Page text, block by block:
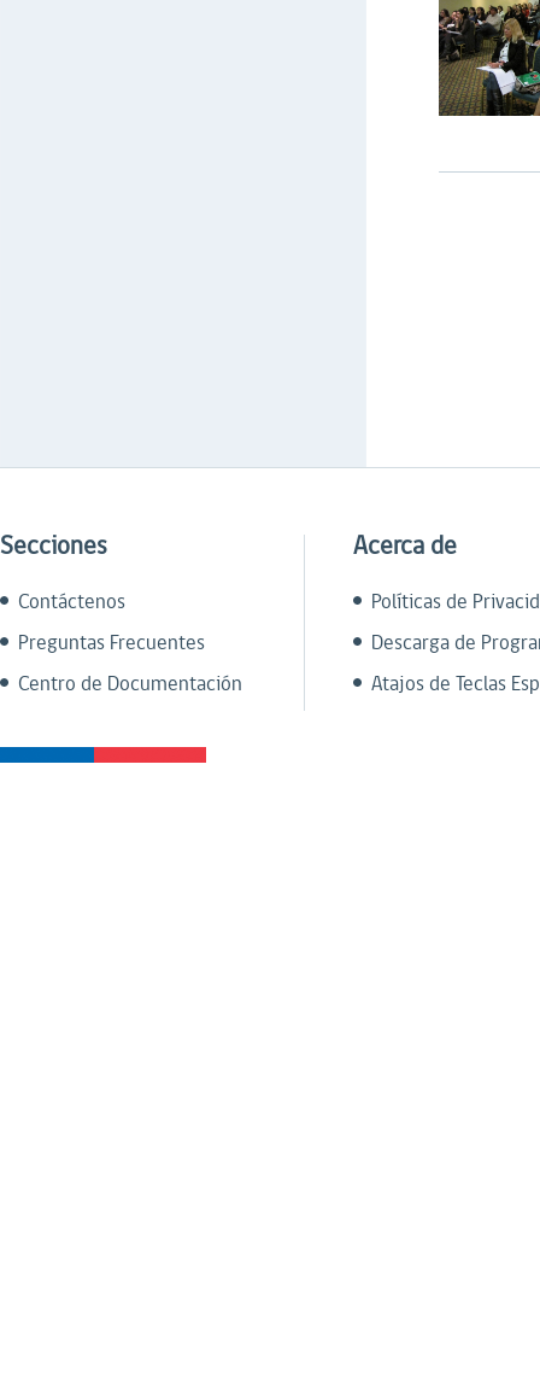
Secciones
Contáctenos
Preguntas Frecuentes
Centro de Documentación
Acerca de
Políticas de
Descarga de
Atajos de Teclas